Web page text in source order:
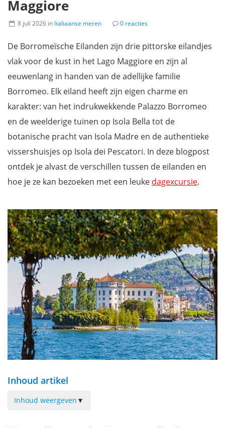
Maggiore
8 juli 2026 in Italiaanse meren 0 reacties
De Borromeïsche Eilanden zijn drie pittorske eilandjes
vlak voor de kust in het Lago Maggiore en zijn al
eeuwenlang in handen van de adellijke familie
Borromeo. Elk eiland heeft zijn eigen charme en
karakter: van het indrukwekkende Palazzo Borromeo
en de weelderige tuinen op Isola Bella tot de
botanische pracht van Isola Madre en de authentieke
vissershuisjes op Isola dei Pescatori. In deze blogpost
ontdek je alvast de verschillen tussen de eilanden en
hoe je ze kan bezoeken met een leuke dagexcursie.
Inhoud artikel
Inhoud weergeven ▼